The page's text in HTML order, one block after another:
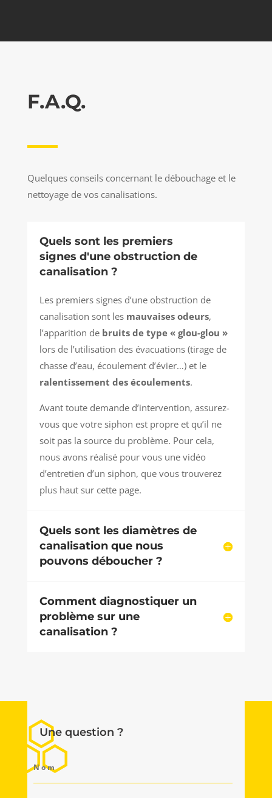
F.A.Q.
Quelques conseils concernant le débouchage et le
nettoyage de vos canalisations.
Quels sont les premiers
signes d'une obstruction de
canalisation ?
Les premiers signes d’une obstruction de
canalisation sont les mauvaises odeurs,
l’apparition de bruits de type « glou-glou »
lors de l’utilisation des évacuations (tirage de
chasse d’eau, écoulement d’évier…) et le
ralentissement des écoulements.
Avant toute demande d’intervention, assurez-
vous que votre siphon est propre et qu’il ne
soit pas la source du problème. Pour cela,
nous avons réalisé pour vous une vidéo
d’entretien d’un siphon, que vous trouverez
plus haut sur cette page.
Quels sont les diamètres de
canalisation que nous
pouvons déboucher ?
Comment diagnostiquer un
problème sur une
canalisation ?
Une question ?